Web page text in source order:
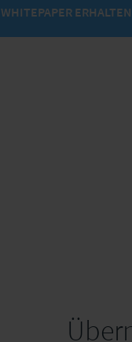
WHITEPAPER ERHALTEN